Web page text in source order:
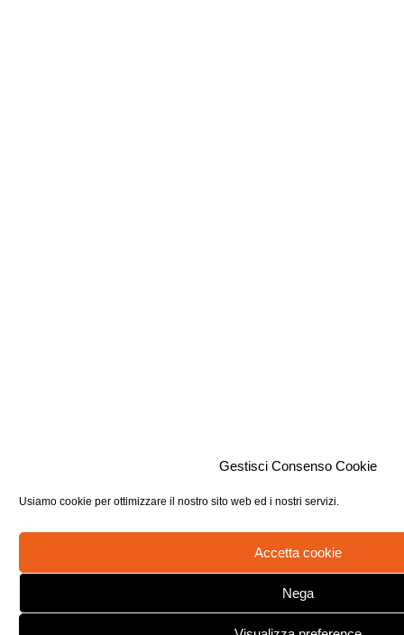
Gestisci Consenso Cookie
Usiamo cookie per ottimizzare il nostro sito web ed i nostri servizi.
Accetta cookie
Nega